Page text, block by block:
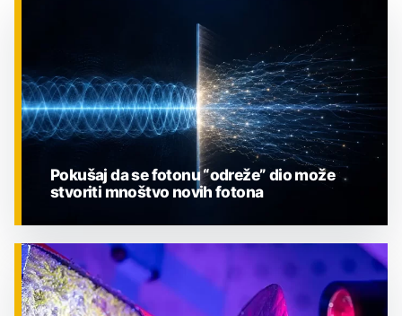
ZNANOST
Pokušaj da se fotonu “odreže” dio može
stvoriti mnoštvo novih fotona